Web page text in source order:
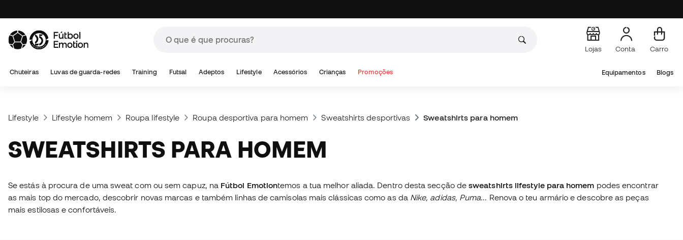
Lojas Conta Carro
Chuteiras Luvas de guarda-redes Training Futsal Adeptos Lifestyle Acessórios Crianças Promoções Equipamentos Blogs
Lifestyle Lifestyle homem Roupa lifestyle Roupa desportiva para homem Sweatshirts desportivas Sweatshirts para homem
SWEATSHIRTS PARA HOMEM
Se estás à procura de uma sweat com ou sem capuz, na Fútbol Emotiontemos a tua melhor aliada. Dentro desta secção desweatshirts lifestyle para homem podes encontrar
as mais top do mercado, descobrir novas marcas e também linhas de camisolas mais clássicas como as da Nike, adidas, Puma... Renova o teu armário e descobre as peças
mais estilosas e confortáveis.